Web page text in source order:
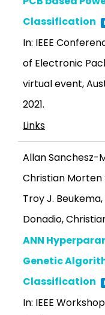
Classification
In: IEEE
of Electronic
virtual event,
2021.
Links
Allan Sanchesz-
Christian Morten
Troy J.
Donadio,
ANN
Genetic
Classification
In: IEEE